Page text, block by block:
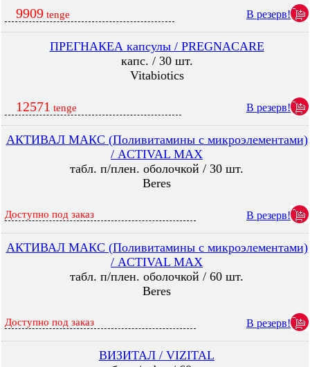
9909 tenge В резерв!
ПРЕГНАКЕА капсулы / PREGNACARE
капс. / 30 шт.
Vitabiotics
12571 tenge В резерв!
АКТИВАЛ МАКС (Поливитамины с микроэлементами)
/ ACTIVAL MAX
табл. п/плен. оболочкой / 30 шт.
Beres
Доступно под заказ В резерв!
АКТИВАЛ МАКС (Поливитамины с микроэлементами)
/ ACTIVAL MAX
табл. п/плен. оболочкой / 60 шт.
Beres
Доступно под заказ В резерв!
ВИЗИТАЛ / VIZITAL